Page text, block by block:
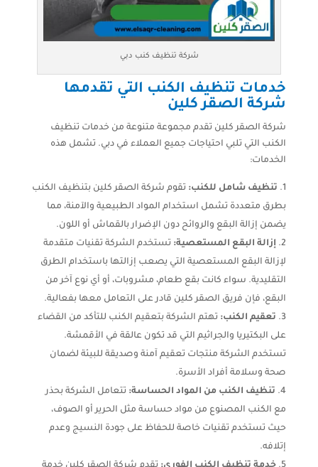
شركة تنظيف كنب دبي
خدمات تنظيف الكنب التي تقدمها
شركة الصقر كلين
شركة الصقر كلين تقدم مجموعة متنوعة من خدمات تنظيف
الكنب التي تلبي احتياجات جميع العملاء في دبي. تشمل هذه
الخدمات:
تنظيف شامل للكنب: تقوم شركة الصقر كلين بتنظيف الكنب
بطرق متعددة تشمل استخدام المواد الطبيعية والآمنة، مما
يضمن إزالة البقع والروائح دون الإضرار بالقماش أو اللون.
إزالة البقع المستعصية: تستخدم الشركة تقنيات متقدمة
لإزالة البقع المستعصية التي يصعب إزالتها باستخدام الطرق
التقليدية. سواء كانت بقع طعام، مشروبات، أو أي نوع آخر من
البقع، فإن فريق الصقر كلين قادر على التعامل معها بفعالية.
تعقيم الكنب: تهتم الشركة بتعقيم الكنب للتأكد من القضاء
على البكتيريا والجراثيم التي قد تكون عالقة في الأقمشة.
تستخدم الشركة منتجات تعقيم آمنة وصديقة للبيئة لضمان
صحة وسلامة أفراد الأسرة.
تنظيف الكنب من المواد الحساسة: تتعامل الشركة بحذر
مع الكنب المصنوع من مواد حساسة مثل الحرير أو الصوف،
حيث تستخدم تقنيات خاصة للحفاظ على جودة النسيج وعدم
إتلافه.